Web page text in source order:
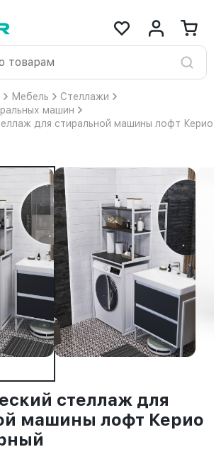
Мебель
Стеллажи
машин
для стиральной машины лофт Керио
стеллаж для
машины лофт Керио